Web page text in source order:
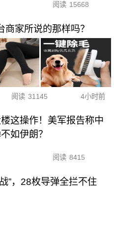
阅读 15668
家所说的那样吗？
阅读 31145 4小时前
这操作！美军报告称中
如伊朗？
阅读 8415
”，28枚导弹全拦不住